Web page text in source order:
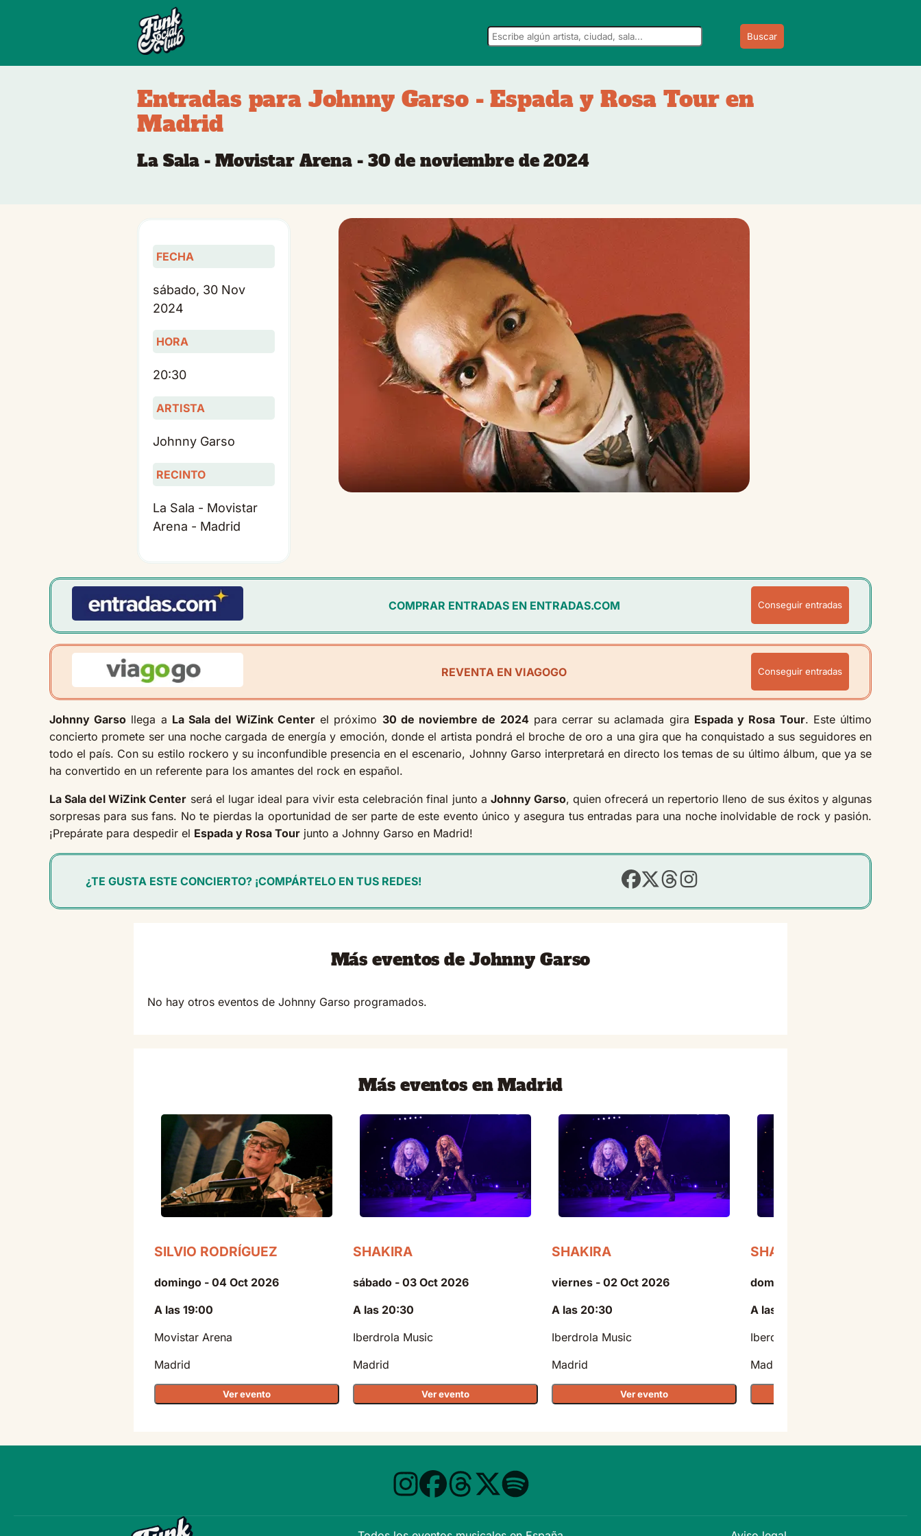
Buscar
Entradas para Johnny Garso - Espada y Rosa Tour en
Madrid
La Sala - Movistar Arena - 30 de noviembre de 2024
FECHA
sábado, 30 Nov
2024
HORA
20:30
ARTISTA
Johnny Garso
RECINTO
La Sala - Movistar
Arena - Madrid
COMPRAR ENTRADAS EN ENTRADAS.COM Conseguir entradas
REVENTA EN VIAGOGO Conseguir entradas
Johnny Garso llega a La Sala del WiZink Centerel próximo 30 de noviembre de 2024para cerrar su aclamada gira Espada y Rosa Tour. Este último
concierto promete ser una noche cargada de energía y emoción, donde el artista pondrá el broche de oro a una gira que ha conquistado a sus seguidores en
todo el país. Con su estilo rockero y su inconfundible presencia en el escenario, Johnny Garso interpretará en directo los temas de su último álbum, que ya se
ha convertido en un referente para los amantes del rock en español.
La Sala del WiZink Center será el lugar ideal para vivir esta celebración final junto a Johnny Garso, quien ofrecerá un repertorio lleno de sus éxitos y algunas
sorpresas para sus fans. No te pierdas la oportunidad de ser parte de este evento único y asegura tus entradas para una noche inolvidable de rock y pasión.
¡Prepárate para despedir el Espada y Rosa Tour junto a Johnny Garso en Madrid!
¿TE GUSTA ESTE CONCIERTO? ¡COMPÁRTELO EN TUS REDES!
Más eventos de Johnny Garso
No hay otros eventos de Johnny Garso programados.
Más eventos en Madrid
SILVIO RODRÍGUEZ
domingo - 04 Oct 2026
A las 19:00
Movistar Arena
Madrid
Ver evento
SHAKIRA
sábado - 03 Oct 2026
A las 20:30
Iberdrola Music
Madrid
Ver evento
SHAKIRA
viernes - 02 Oct 2026
A las 20:30
Iberdrola Music
Madrid
Ver evento
SHAKIRA
domingo - 11 Oct 2026
A las 20:30
Iberdrola Music
Madrid